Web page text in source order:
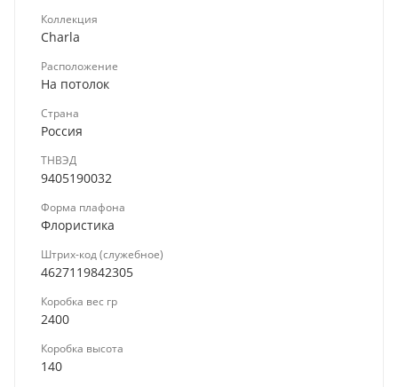
Коллекция
Charla
Расположение
На потолок
Страна
Россия
ТНВЭД
9405190032
Форма плафона
Флористика
Штрих-код (служебное)
4627119842305
Коробка вес гр
2400
Коробка высота
140